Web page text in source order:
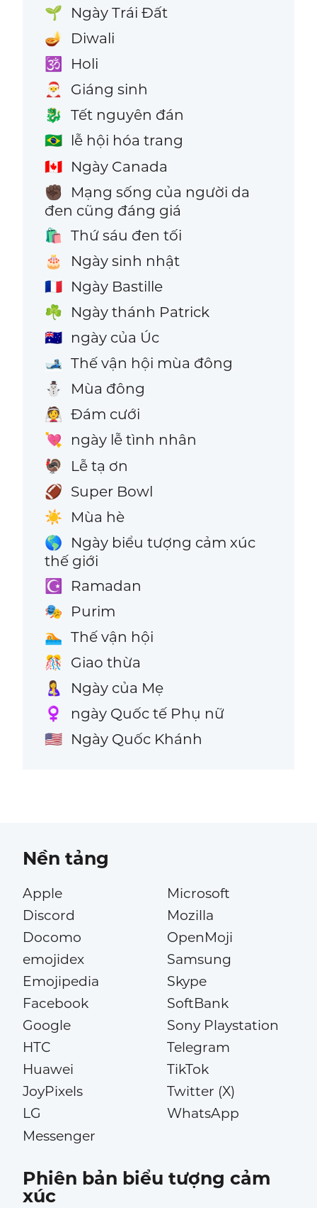
🌱 Ngày Trái Đất
🪔 Diwali
🕉️ Holi
🎅 Giáng sinh
🐉 Tết nguyên đán
🇧🇷 lễ hội hóa trang
🇨🇦 Ngày Canada
✊🏿
Mạng sống của người da
đen cũng đáng giá
🛍️ Thứ sáu đen tối
🎂 Ngày sinh nhật
🇫🇷 Ngày Bastille
☘️ Ngày thánh Patrick
🇦🇺 ngày của Úc
🎿 Thế vận hội mùa đông
⛄ Mùa đông
👰 Đám cưới
💘 ngày lễ tình nhân
🦃 Lễ tạ ơn
🏈 Super Bowl
☀️ Mùa hè
🌎
Ngày biểu tượng cảm xúc
thế giới
☪️ Ramadan
🎭 Purim
🏊 Thế vận hội
🎊 Giao thừa
🤱 Ngày của Mẹ
♀️ ngày Quốc tế Phụ nữ
🇺🇸 Ngày Quốc Khánh
Nền tảng
Apple
Discord
Docomo
emojidex
Emojipedia
Facebook
Google
HTC
Huawei
JoyPixels
LG
Messenger
Microsoft
Mozilla
OpenMoji
Samsung
Skype
SoftBank
Sony Playstation
Telegram
TikTok
Twitter (X)
WhatsApp
Phiên bản biểu tượng cảm
xúc